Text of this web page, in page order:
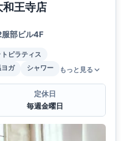
和王寺店
部ビル4F
ピラティス
ガ シャワー もっと見る
定休日
毎週金曜日